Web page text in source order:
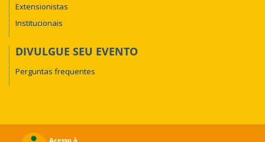
Extensionistas
Institucionais
DIVULGUE SEU EVENTO
Perguntas frequentes